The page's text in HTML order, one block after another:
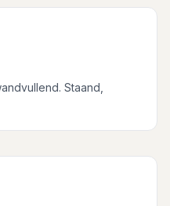
Staand,